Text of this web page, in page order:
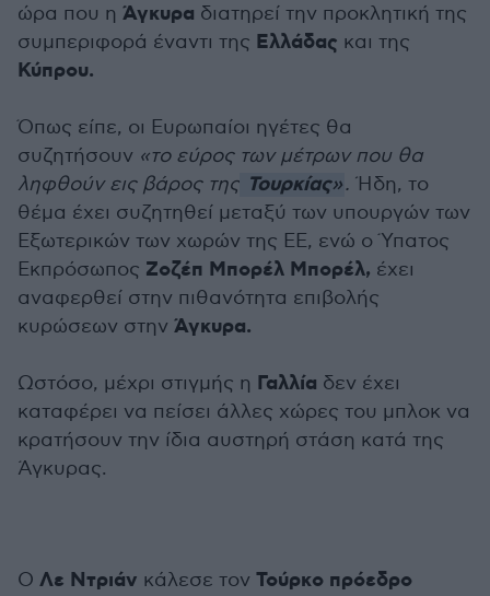
ώρα που η Άγκυρα διατηρεί την προκλητική της
συμπεριφορά έναντι της Ελλάδας και της
Κύπρου.
Όπως είπε, οι Ευρωπαίοι ηγέτες θα
συζητήσουν «το εύρος των μέτρων που θα
ληφθούν εις βάρος της Τουρκίας». Ήδη, το
θέμα έχει συζητηθεί μεταξύ των υπουργών των
Εξωτερικών των χωρών της ΕΕ, ενώ ο Ύπατος
Εκπρόσωπος Ζοζέπ Μπορέλ Μπορέλ, έχει
αναφερθεί στην πιθανότητα επιβολής
κυρώσεων στην Άγκυρα.
Ωστόσο, μέχρι στιγμής η Γαλλία δεν έχει
καταφέρει να πείσει άλλες χώρες του μπλοκ να
κρατήσουν την ίδια αυστηρή στάση κατά της
Άγκυρας.
Ο Λε Ντριάν κάλεσε τον Τούρκο πρόεδρο